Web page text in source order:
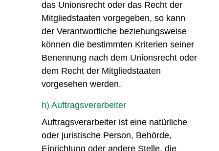
das Unionsrecht oder das Recht der
Mitgliedstaaten vorgegeben, so kann
der Verantwortliche beziehungsweise
können die bestimmten Kriterien seiner
Benennung nach dem Unionsrecht oder
dem Recht der Mitgliedstaaten
vorgesehen werden.
h) Auftragsverarbeiter
Auftragsverarbeiter ist eine natürliche
oder juristische Person, Behörde,
Einrichtung oder andere Stelle, die